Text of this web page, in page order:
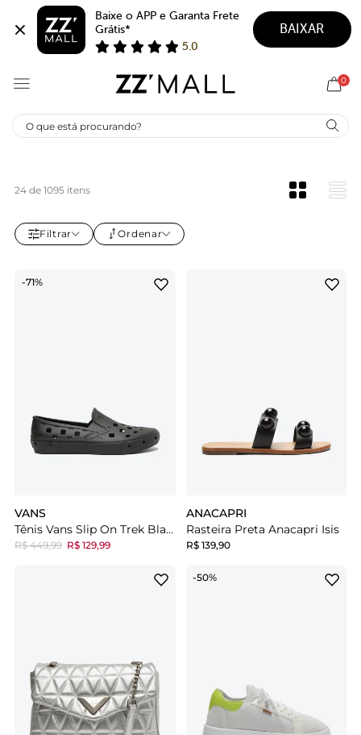
Baixe o APP e Garanta Frete
Grátis*
5.0
BAIXAR
0
SCARPIN BICO QUADRADO
ZZ MALL o modelo que faz o look fechar com
24 de 1095 itens
Filtrar Ordenar
-71%
VANS
Tênis Vans Slip On Trek Black
R$ 449,99 R$ 129,99
ANACAPRI
Rasteira Preta Anacapri Isis
R$ 139,90
-50%